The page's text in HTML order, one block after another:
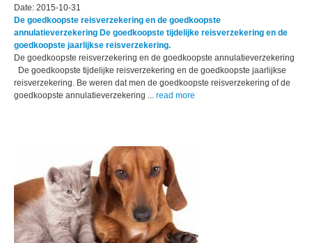
Date: 2015-10-31
De goedkoopste reisverzekering en de goedkoopste
annulatieverzekering De goedkoopste tijdelijke reisverzekering en de
goedkoopste jaarlijkse reisverzekering.
De goedkoopste reisverzekering en de goedkoopste annulatieverzekering
De goedkoopste tijdelijke reisverzekering en de goedkoopste jaarlijkse
reisverzekering. Be weren dat men de goedkoopste reisverzekering of de
goedkoopste annulatieverzekering ... read more